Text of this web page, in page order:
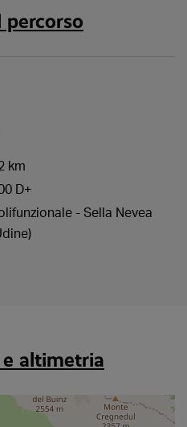
km
D+
- Sella Nevea
altimetria